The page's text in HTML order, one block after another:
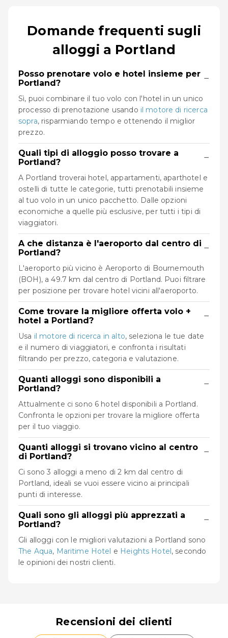
Domande frequenti sugli
alloggi a Portland
Posso prenotare volo e hotel insieme per
Portland?
−
Sì, puoi combinare il tuo volo con l'hotel in un unico
processo di prenotazione usando il motore di ricerca
sopra, risparmiando tempo e ottenendo il miglior
prezzo.
Quali tipi di alloggio posso trovare a
Portland?
−
A Portland troverai hotel, appartamenti, aparthotel e
ostelli di tutte le categorie, tutti prenotabili insieme
al tuo volo in un unico pacchetto. Dalle opzioni
economiche a quelle più esclusive, per tutti i tipi di
viaggiatori.
A che distanza è l'aeroporto dal centro di
Portland?
−
L'aeroporto più vicino è Aeroporto di Bournemouth
(BOH), a 49.7 km dal centro di Portland. Puoi filtrare
per posizione per trovare hotel vicini all'aeroporto.
Come trovare la migliore offerta volo +
hotel a Portland?
−
Usa il motore di ricerca in alto, seleziona le tue date
e il numero di viaggiatori, e confronta i risultati
filtrando per prezzo, categoria e valutazione.
Quanti alloggi sono disponibili a
Portland?
−
Attualmente ci sono 6 hotel disponibili a Portland.
Confronta le opzioni per trovare la migliore offerta
per il tuo viaggio.
Quanti alloggi si trovano vicino al centro
di Portland?
−
Ci sono 3 alloggi a meno di 2 km dal centro di
Portland, ideali se vuoi essere vicino ai principali
punti di interesse.
Quali sono gli alloggi più apprezzati a
Portland?
−
Gli alloggi con le migliori valutazioni a Portland sono
The Aqua, Maritime Hotel e Heights Hotel, secondo
le opinioni dei nostri clienti.
Recensioni dei clienti